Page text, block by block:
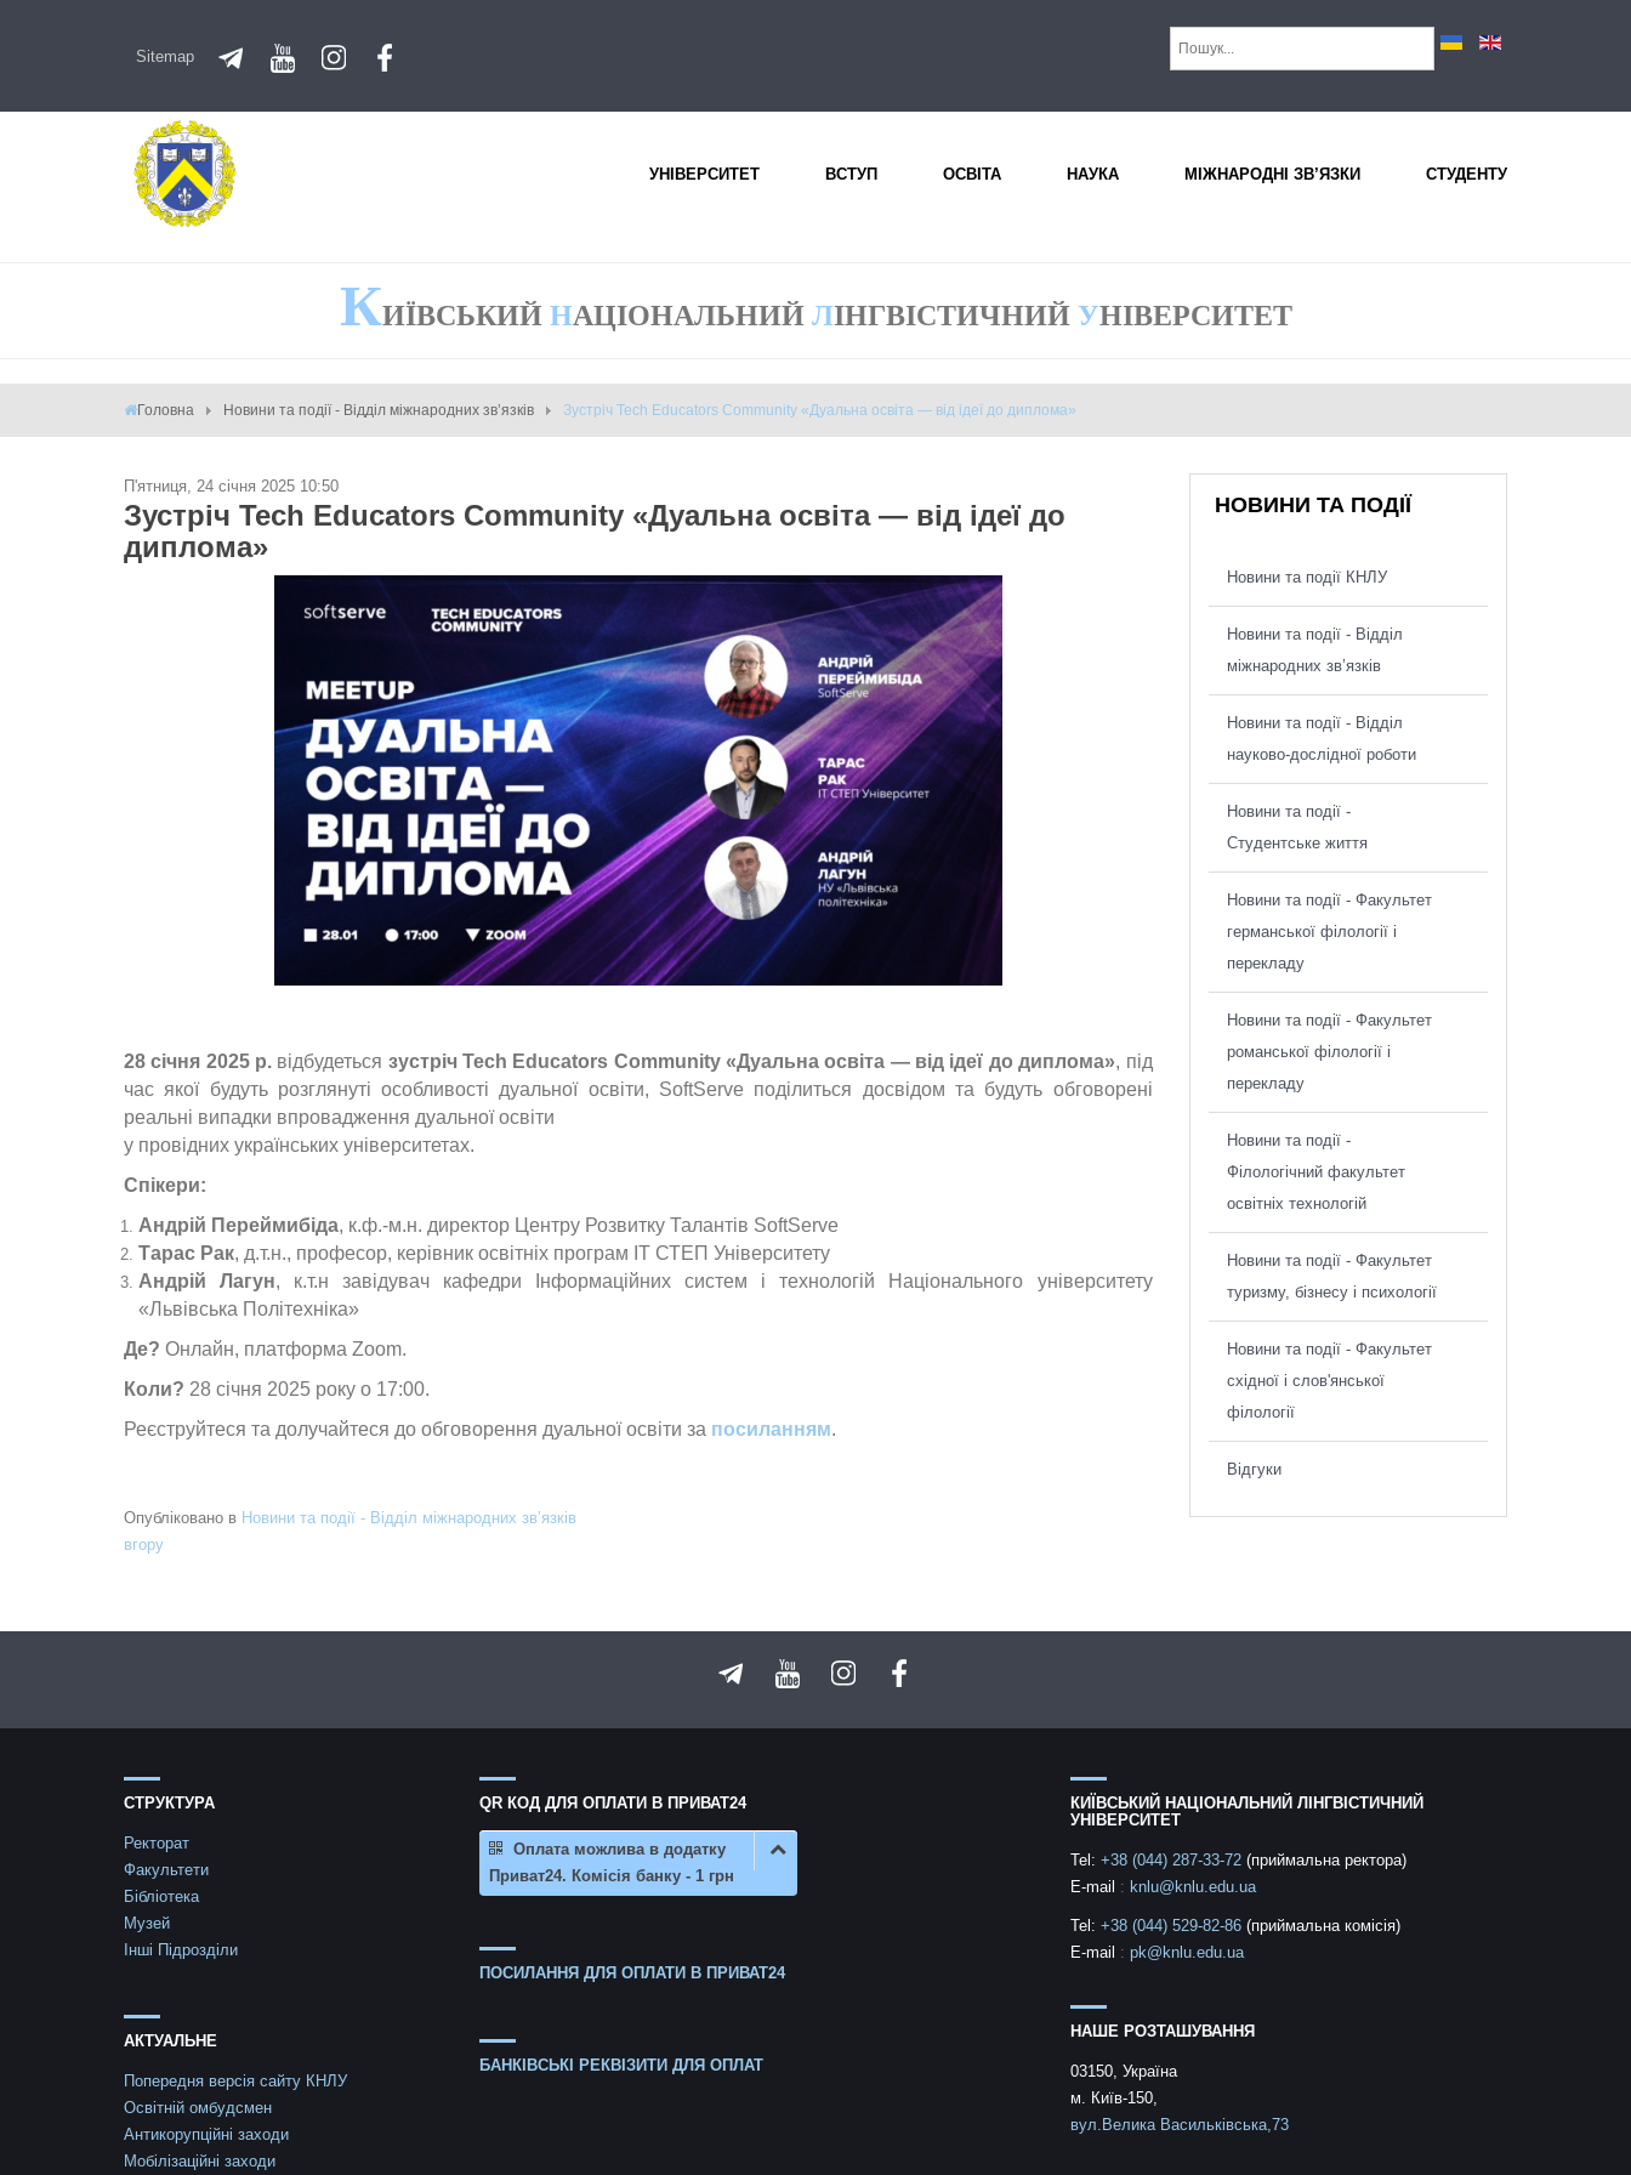
Sitemap
УНІВЕРСИТЕТ ВСТУП ОСВІТА НАУКА МІЖНАРОДНІ ЗВ’ЯЗКИ СТУДЕНТУ
КИЇВСЬКИЙ НАЦІОНАЛЬНИЙ ЛІНГВІСТИЧНИЙ УНІВЕРСИТЕТ
Головна Новини та події - Відділ міжнародних зв’язків Зустріч Tech Educators Community «Дуальна освіта — від ідеї до диплома»
П'ятниця, 24 січня 2025 10:50
Зустріч Tech Educators Community «Дуальна освіта — від ідеї до
диплома»
28 січня 2025 р. відбудеться зустріч Tech Educators Community «Дуальна освіта — від ідеї до диплома», під
час якої будуть розглянуті особливості дуальної освіти, SoftServe поділиться досвідом та будуть обговорені
реальні випадки впровадження дуальної освіти
у провідних українських університетах.
Спікери:
Андрій Переймибіда, к.ф.-м.н. директор Центру Розвитку Талантів SoftServe
Тарас Рак, д.т.н., професор, керівник освітніх програм ІТ СТЕП Університету
Андрій Лагун, к.т.н завідувач кафедри Інформаційних систем і технологій Національного університету
«Львівська Політехніка»
Де? Онлайн, платформа Zoom.
Коли? 28 січня 2025 року о 17:00.
Реєструйтеся та долучайтеся до обговорення дуальної освіти за посиланням.
Опубліковано в Новини та події - Відділ міжнародних зв’язків
вгору
НОВИНИ ТА ПОДІЇ
Новини та події КНЛУ
Новини та події - Відділ
міжнародних зв’язків
Новини та події - Відділ
науково-дослідної роботи
Новини та події -
Студентське життя
Новини та події - Факультет
германської філології і
перекладу
Новини та події - Факультет
романської філології і
перекладу
Новини та події -
Філологічний факультет
освітніх технологій
Новини та події - Факультет
туризму, бізнесу і психології
Новини та події - Факультет
східної і слов'янської
філології
Відгуки
СТРУКТУРА
Ректорат
Факультети
Бібліотека
Музей
Інші Підрозділи
АКТУАЛЬНЕ
Попередня версія сайту КНЛУ
Освітній омбудсмен
Антикорупційні заходи
Мобілізаційні заходи
QR КОД ДЛЯ ОПЛАТИ В ПРИВАТ24
Оплата можлива в додатку
Приват24. Комісія банку - 1 грн
ПОСИЛАННЯ ДЛЯ ОПЛАТИ В ПРИВАТ24
БАНКІВСЬКІ РЕКВІЗИТИ ДЛЯ ОПЛАТ
КИЇВСЬКИЙ НАЦІОНАЛЬНИЙ ЛІНГВІСТИЧНИЙ
УНІВЕРСИТЕТ
Tel: +38 (044) 287-33-72 (приймальна ректора)
E-mail : knlu@knlu.edu.ua
Tel: +38 (044) 529-82-86 (приймальна комісія)
E-mail : pk@knlu.edu.ua
НАШЕ РОЗТАШУВАННЯ
03150, Україна
м. Київ-150,
вул.Велика Васильківська,73